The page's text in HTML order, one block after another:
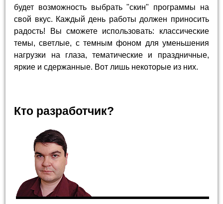
будет возможность выбрать "скин" программы на
свой вкус. Каждый день работы должен приносить
радость! Вы сможете использовать: классические
темы, светлые, с темным фоном для уменьшения
нагрузки на глаза, тематические и праздничные,
яркие и сдержанные. Вот лишь некоторые из них.
Кто разработчик?